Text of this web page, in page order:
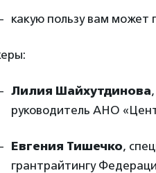
какую пользу вам
Лилия Шайхутдинова
руководитель АНО
Евгения Тишечко,
грантрайтингу